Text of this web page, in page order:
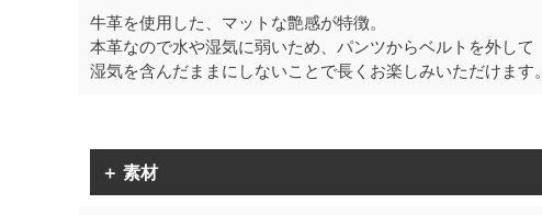
牛革を使用した、マットな艶感が特徴。
本革なので水や湿気に弱いため、パンツからベルトを外して
湿気を含んだままにしないことで長くお楽しみいただけます。
＋ 素材